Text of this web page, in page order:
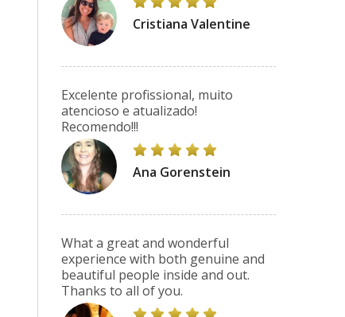
Cristiana Valentine
Excelente profissional, muito
atencioso e atualizado!
Recomendo!!!
Ana Gorenstein
What a great and wonderful
experience with both genuine and
beautiful people inside and out.
Thanks to all of you.